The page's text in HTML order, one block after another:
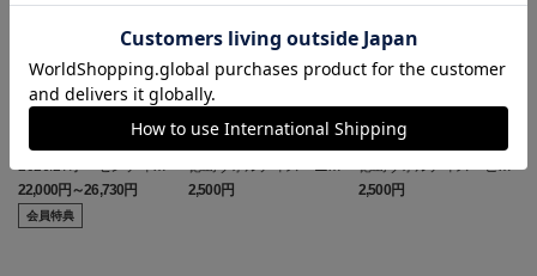
2026/27オーセンティッ
クユニフォーム(FP1st/半
袖)
22,000円～26,730円
会員特典
徳島ヴォルティス ニョ
ロボン タオルマフラー
2,500円
徳島ヴォルティス ピカ
チュウ タオルマフラー
2,500円